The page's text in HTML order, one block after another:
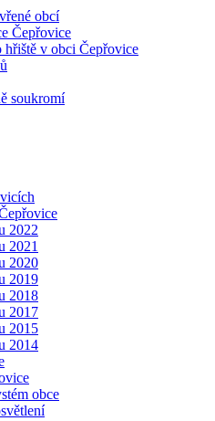
obcí
Čepřovice
hřiště v obci Čepřovice
soukromí
2022
2021
2020
2019
2018
2017
2015
2014
obce